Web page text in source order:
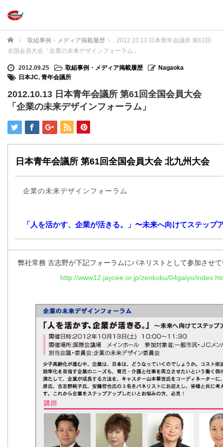
ホーム 取組事例・メディア掲載履歴
2012.10.13 日本青年会議所 第61回
全国会員大会「企業の未来デザインフォーラム」
2012.09.25 取組事例・メディア掲載履歴
Nagaoka
日本JC, 青年会議所
2012.10.13 日本青年会議所 第61回全国会員大会
「企業の未来デザインフォーラム」
日本青年会議所 第61回全国会員大会 北九州大会
企業の未来デザインフォーラム
「人を活かす、企業が活きる。」〜未来へ向けてステップ
弊社常務 古志野が下記フォーラムにパネリストとして参加させ
http://www12.jaycee.or.jp/zenkoku/04gaiyo/